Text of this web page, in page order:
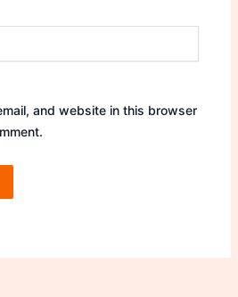
and website in this browser